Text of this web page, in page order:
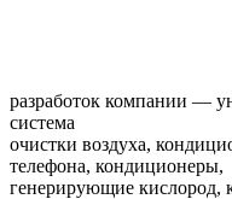
разработок компании —
система
очистки воздуха,
телефона, кондиционеры,
генерирующие кислород,